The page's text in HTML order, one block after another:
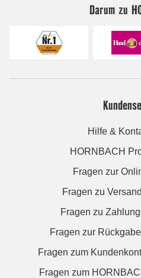
Darum zu
Hilfe &
HORNBACH
Fragen zur
Fragen zu
Fragen zu
Fragen zur
Fragen zum
Fragen zum